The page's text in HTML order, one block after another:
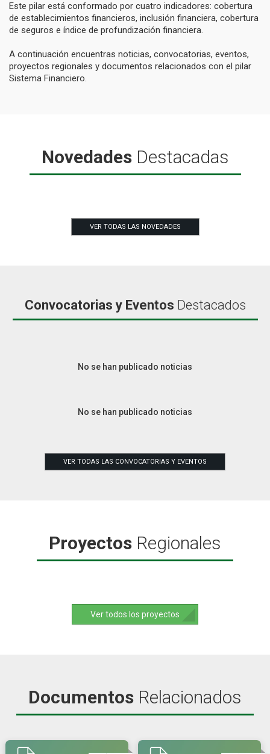
Este pilar está conformado por cuatro indicadores: cobertura
de establecimientos financieros, inclusión financiera, cobertura
de seguros e índice de profundización financiera.
A continuación encuentras noticias, convocatorias, eventos,
proyectos regionales y documentos relacionados con el pilar
Sistema Financiero.
NovedadesDestacadas
VER TODAS LAS NOVEDADES
Convocatorias y Eventos Destacados
No se han publicado noticias
No se han publicado noticias
VER TODAS LAS CONVOCATORIAS Y EVENTOS
Proyectos Regionales
Ver todos los proyectos
Documentos Relacionados